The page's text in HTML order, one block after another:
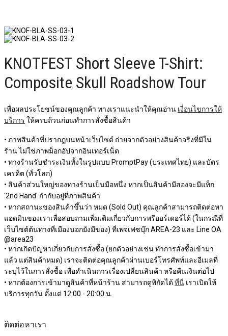
KNOTFEST Short Sleeve T-Shirt:
Composite Skull Roadshow Tour
เพื่อผลประโยชน์ของคุณลูกค้า ทางเราแนะนำให้คุณอ่าน เงื่อนไขการให้
บริการ ให้ครบถ้วนก่อนทำการสั่งซื้อสินค้า
• ภาพสินค้าที่ปรากฎบนหน้าเว็บไซต์ ถ่ายจากตัวอย่างสินค้าจริงที่มีใน
ร้าน ไม่ใช่ภาพม็อกอัปจากอินเทอร์เน็ต
• ทางร้านรับชำระเงินทั้งในรูปแบบ PromptPay (ประเทศไทย) และบัตร
เครดิต (ทั่วโลก)
• สินค้าส่วนใหญ่ของทางร้านเป็นมือหนึ่ง หากเป็นสินค้ามีสองจะมีแท็ก
'2nd Hand' กำกับอยู่ที่ภาพสินค้า
• หากสถานะของสินค้าขึ้นว่า หมด (Sold Out) คุณลูกค้าสามารถติดต่อหา
แอดมินของเราเพื่อสอบถามเพิ่มเติมเกี่ยวกับการพรีออร์เดอร์ได้ (ในกรณีที่
เว็บไซต์ต้นทางที่เมืองนอกยังมีของ) ที่เพจเฟซบุ๊ก AREA-23 และ Line OA
@area23
• หากเกิดปัญหาเกี่ยวกับการสั่งซื้อ (ยกตัวอย่างเช่น ทำการสั่งซื้อเข้ามา
แล้ว แต่สินค้าหมด) เราจะติดต่อคุณลูกค้าผ่านเบอร์โทรศัพท์และอีเมลที่
ระบุไว้ในการสั่งซื้อ เพื่อดำเนินการเรื่องเปลี่ยนสินค้า หรือคืนเงินต่อไป
• หากต้องการเข้ามาดูสินค้าที่หน้าร้าน สามารถดูพิกัดได้ ที่นี่ เราเปิดให้
บริการทุกวัน ตั้งแต่ 12:00 - 20:00 น.
ติดต่อหาเรา